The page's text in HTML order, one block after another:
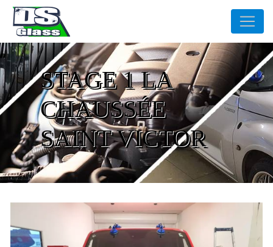
STAGE 1 LA
CHAUSSÉE
SAINT VICTOR
Panneau de gestion des cookies